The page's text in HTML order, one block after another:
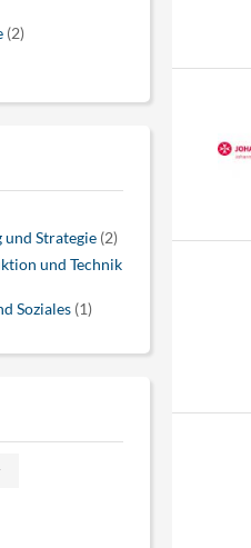
(2)
Strategie (2)
und Technik
Soziales (1)